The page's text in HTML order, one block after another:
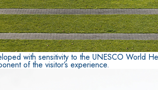
with sensitivity to the UNESCO World
of the visitor’s experience.